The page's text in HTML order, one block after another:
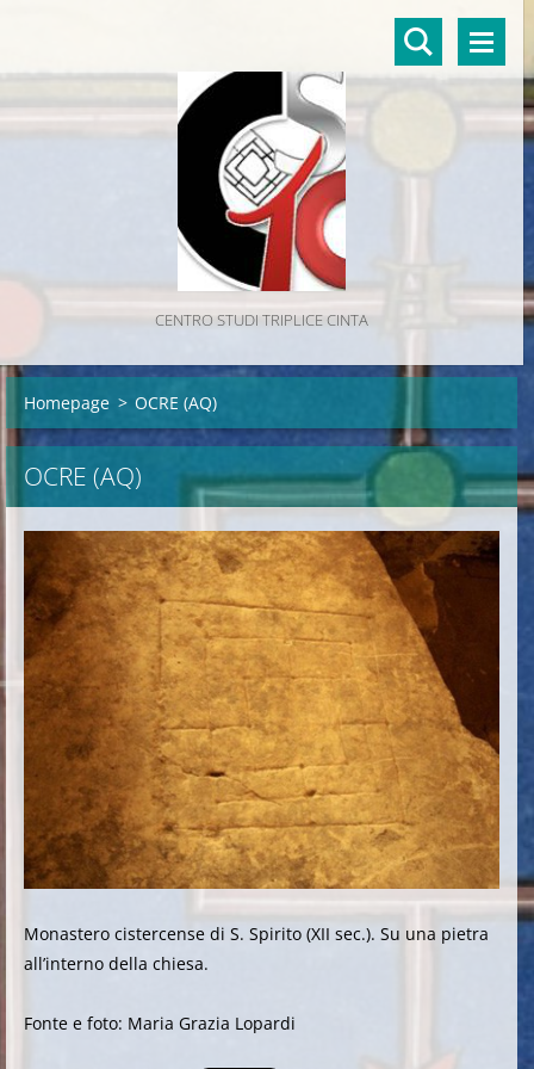
CENTRO STUDI TRIPLICE CINTA
Homepage > OCRE (AQ)
OCRE (AQ)
Monastero cistercense di S. Spirito (XII sec.). Su una pietra
all’interno della chiesa.
Fonte e foto: Maria Grazia Lopardi